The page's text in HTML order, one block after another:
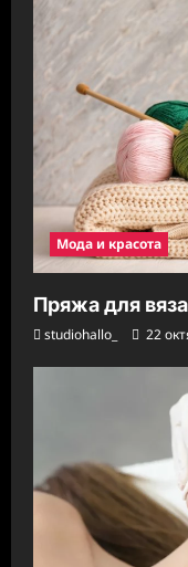
Мода и красота
Пряжа для
studiohallo_ 22